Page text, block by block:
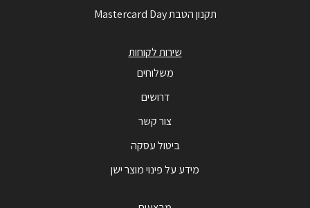
תקנון הטבת Mastercard Day
שירות לקוחות
משלוחים
דרושים
צור קשר
ביטול עסקה
מידע על פינוי מוצר ישן